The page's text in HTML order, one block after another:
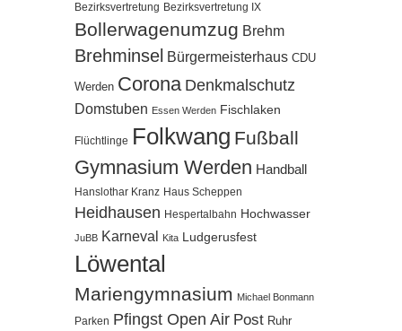
Bezirksvertretung Bezirksvertretung IX
Bollerwagenumzug Brehm
Brehminsel Bürgermeisterhaus CDU
Werden Corona Denkmalschutz
Domstuben Essen Werden Fischlaken
Flüchtlinge Folkwang Fußball
Gymnasium Werden Handball
Hanslothar Kranz Haus Scheppen
Heidhausen Hespertalbahn Hochwasser
JuBB Karneval Kita Ludgerusfest
Löwental
Mariengymnasium Michael Bonmann
Parken Pfingst Open Air Post Ruhr